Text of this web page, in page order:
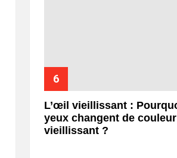
L’œil vieillissant :
yeux changent de
vieillissant ?